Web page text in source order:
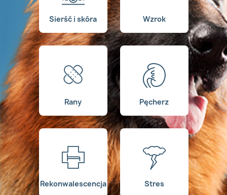
Sierść i skóra Wzrok
Rany Pęcherz
Rekonwalescencja Stres